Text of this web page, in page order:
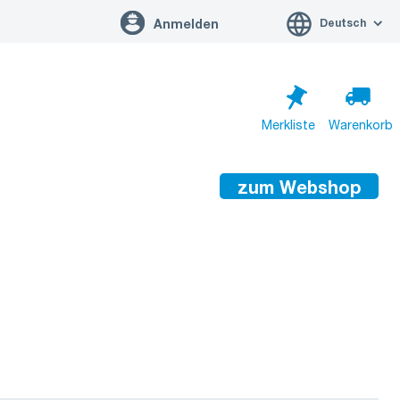
Anmelden Deutsch
Merkliste Warenkorb
zum Webshop